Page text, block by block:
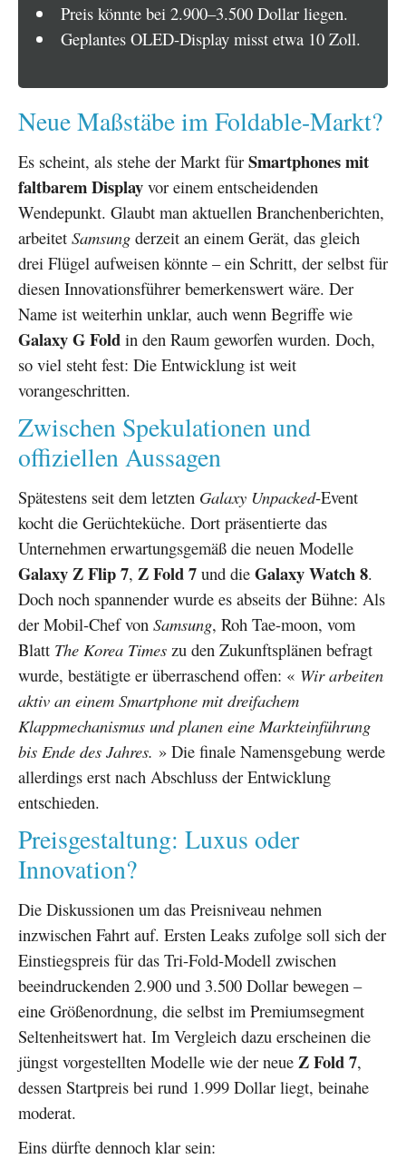
Preis könnte bei 2.900–3.500 Dollar liegen.
Geplantes OLED-Display misst etwa 10 Zoll.
Neue Maßstäbe im Foldable-Markt?
Es scheint, als stehe der Markt für Smartphones mit
faltbarem Display vor einem entscheidenden
Wendepunkt. Glaubt man aktuellen Branchenberichten,
arbeitet Samsung derzeit an einem Gerät, das gleich
drei Flügel aufweisen könnte – ein Schritt, der selbst für
diesen Innovationsführer bemerkenswert wäre. Der
Name ist weiterhin unklar, auch wenn Begriffe wie
Galaxy G Fold in den Raum geworfen wurden. Doch,
so viel steht fest: Die Entwicklung ist weit
vorangeschritten.
Zwischen Spekulationen und
offiziellen Aussagen
Spätestens seit dem letzten Galaxy Unpacked-Event
kocht die Gerüchteküche. Dort präsentierte das
Unternehmen erwartungsgemäß die neuen Modelle
Galaxy Z Flip 7, Z Fold 7 und die Galaxy Watch 8.
Doch noch spannender wurde es abseits der Bühne: Als
der Mobil-Chef von Samsung, Roh Tae-moon, vom
Blatt The Korea Times zu den Zukunftsplänen befragt
wurde, bestätigte er überraschend offen: « Wir arbeiten
aktiv an einem Smartphone mit dreifachem
Klappmechanismus und planen eine Markteinführung
bis Ende des Jahres. » Die finale Namensgebung werde
allerdings erst nach Abschluss der Entwicklung
entschieden.
Preisgestaltung: Luxus oder
Innovation?
Die Diskussionen um das Preisniveau nehmen
inzwischen Fahrt auf. Ersten Leaks zufolge soll sich der
Einstiegspreis für das Tri-Fold-Modell zwischen
beeindruckenden 2.900 und 3.500 Dollar bewegen –
eine Größenordnung, die selbst im Premiumsegment
Seltenheitswert hat. Im Vergleich dazu erscheinen die
jüngst vorgestellten Modelle wie der neue Z Fold 7,
dessen Startpreis bei rund 1.999 Dollar liegt, beinahe
moderat.
Eins dürfte dennoch klar sein: